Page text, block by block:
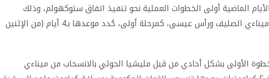
الماضية أولى الخطوات العملية نحو تنفيذ اتفاق ستوكهولم، وذلك
بانسحاب مليشيا الحوثي من ميناءي الصليف ورأس عيسى، كمرحلة أولى، حُدد موعدها بـ4 أيام (من الإثنين
الأولى بشكل أحادي من قبل مليشيا الحوثي بالانسحاب من ميناءي